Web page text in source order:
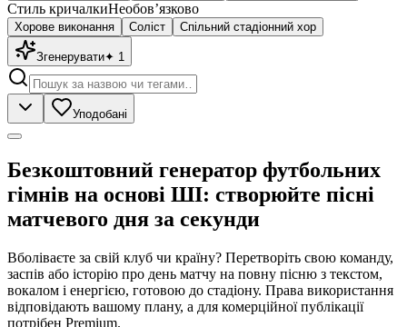
Стиль кричалкиНеобовʼязково
Хорове виконання Соліст Спільний стадіонний хор
Згенерувати✦ 1
Уподобані
Безкоштовний генератор футбольних
гімнів на основі ШІ: створюйте пісні
матчевого дня за секунди
Вболіваєте за свій клуб чи країну? Перетворіть свою команду,
заспів або історію про день матчу на повну пісню з текстом,
вокалом і енергією, готовою до стадіону. Права використання
відповідають вашому плану, а для комерційної публікації
потрібен Premium.